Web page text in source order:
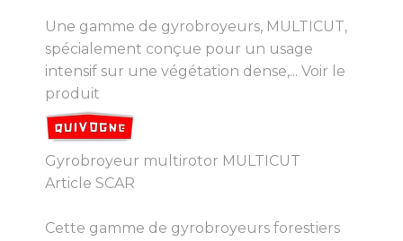
Une gamme de gyrobroyeurs, MULTICUT,
spécialement conçue pour un usage
intensif sur une végétation dense,... Voir le
produit
Gyrobroyeur multirotor MULTICUT
Article SCAR
Cette gamme de gyrobroyeurs forestiers